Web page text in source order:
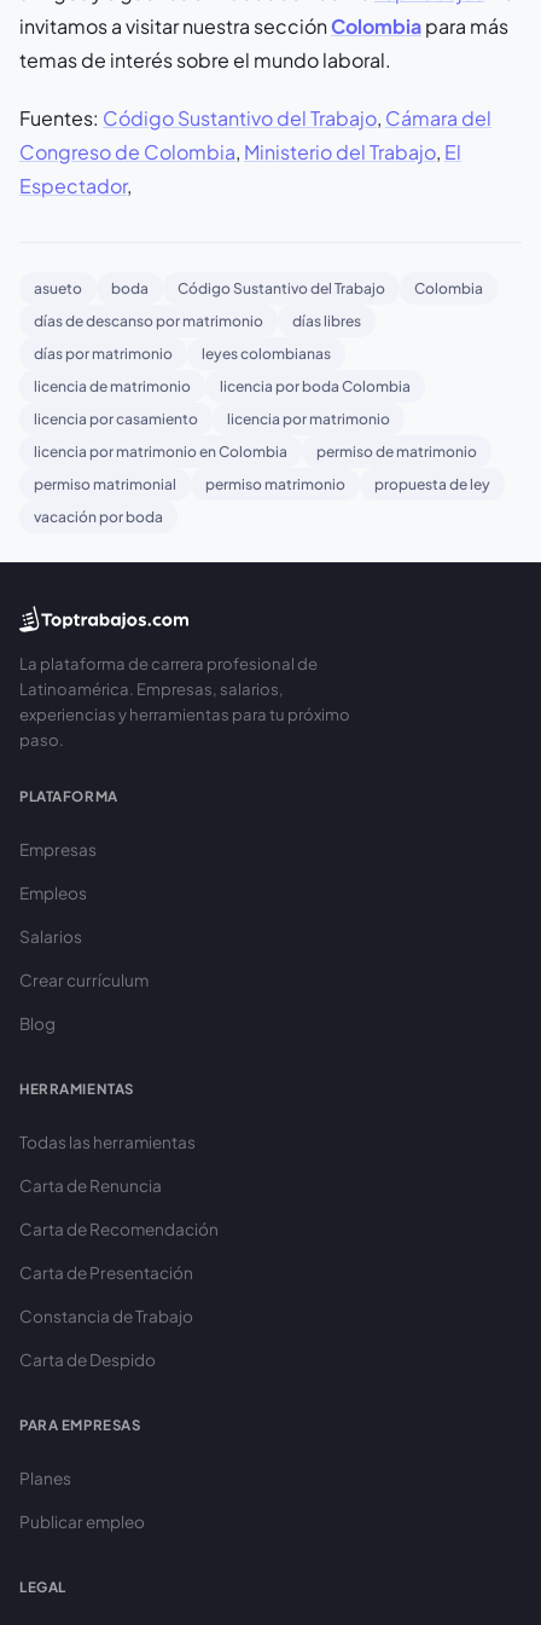
invitamos a visitar nuestra secciónColombiapara más
temas de interés sobre el mundo laboral.
Fuentes: Código Sustantivo del Trabajo, Cámara del
Congreso de Colombia, Ministerio del Trabajo, El
Espectador,
asueto boda Código Sustantivo del Trabajo
Colombia
días de descanso por matrimonio
días libres
días por matrimonio
leyes colombianas
licencia de matrimonio
licencia por boda Colombia
licencia por casamiento
licencia por matrimonio
licencia por matrimonio en Colombia
permiso de matrimonio
permiso matrimonial
permiso matrimonio
propuesta de ley
vacación por boda
La plataforma de carrera profesional de
Latinoamérica. Empresas, salarios,
experiencias y herramientas para tu próximo
paso.
PLATAFORMA
Empresas
Empleos
Salarios
Crear currículum
Blog
HERRAMIENTAS
Todas las herramientas
Carta de Renuncia
Carta de Recomendación
Carta de Presentación
Constancia de Trabajo
Carta de Despido
PARA EMPRESAS
Planes
Publicar empleo
LEGAL